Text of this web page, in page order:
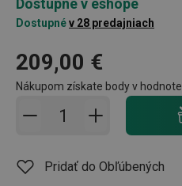
Dostupné v eshope
Dostupnév 28 predajniach
209,00 €
Nákupom získate body v hodnote
Pridať do košíka - počet
Pridať do Obľúbených